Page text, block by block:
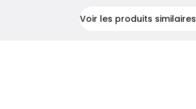
Voir les produits similaires